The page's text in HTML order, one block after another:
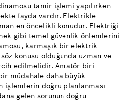
tamir işlemi yapılırken
fayda vardır. Elektrikle
en öncelikli konudur. Elektriği
gibi temel güvenlik önlemlerini
karmaşık bir elektrik
konusu olduğunda uzman ve
edilmelidir. Amatör biri
müdahale daha büyük
işlemlerin doğru planlanması
gelen sorunun doğru